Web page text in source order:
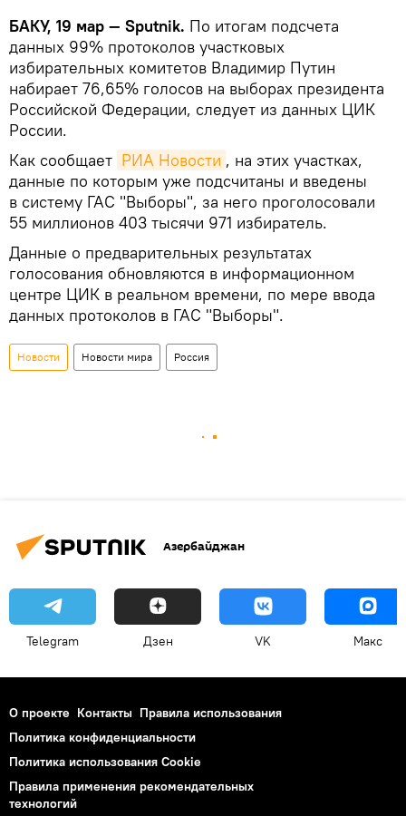
БАКУ, 19 мар — Sputnik. По итогам подсчета
данных 99% протоколов участковых
избирательных комитетов Владимир Путин
набирает 76,65% голосов на выборах президента
Российской Федерации, следует из данных ЦИК
России.
Как сообщает РИА Новости , на этих участках,
данные по которым уже подсчитаны и введены
в систему ГАС "Выборы", за него проголосовали
55 миллионов 403 тысячи 971 избиратель.
Данные о предварительных результатах
голосования обновляются в информационном
центре ЦИК в реальном времени, по мере ввода
данных протоколов в ГАС "Выборы".
Новости Новости мира Россия
Азербайджан
Telegram Дзен VK Макс
О проекте Контакты Правила использования
Политика конфиденциальности
Политика использования Cookie
Правила применения рекомендательных
технологий